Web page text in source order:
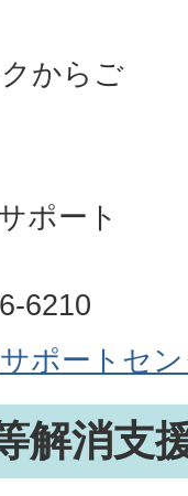
からご
ポート
6210
ポートセ
解消支